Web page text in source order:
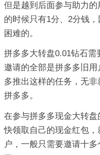
但是越到后面参与助力
的时候只有1分、2分钱
困难的。
拼多多大转盘0.01钻石
邀请的全部是拼多多旧
多推出这样的任务，无
拼多多。
在参与拼多多现金大转
快领取自己的现金红包
户，一般只需要邀请十